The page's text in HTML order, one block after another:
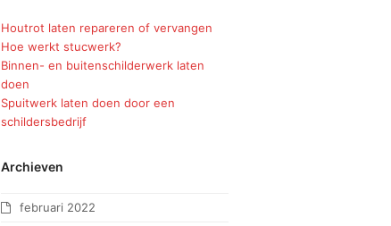
Houtrot laten repareren of vervangen
Hoe werkt stucwerk?
Binnen- en buitenschilderwerk laten
doen
Spuitwerk laten doen door een
schildersbedrijf
Archieven
februari 2022